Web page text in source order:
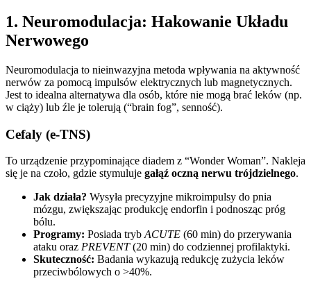
1. Neuromodulacja: Hakowanie Układu
Nerwowego
Neuromodulacja to nieinwazyjna metoda wpływania na aktywność
nerwów za pomocą impulsów elektrycznych lub magnetycznych.
Jest to idealna alternatywa dla osób, które nie mogą brać leków (np.
w ciąży) lub źle je tolerują (“brain fog”, senność).
Cefaly (e-TNS)
To urządzenie przypominające diadem z “Wonder Woman”. Nakleja
się je na czoło, gdzie stymuluje gałąź oczną nerwu trójdzielnego.
Jak działa? Wysyła precyzyjne mikroimpulsy do pnia
mózgu, zwiększając produkcję endorfin i podnosząc próg
bólu.
Programy: Posiada tryb ACUTE (60 min) do przerywania
ataku oraz PREVENT(20 min) do codziennej profilaktyki.
Skuteczność: Badania wykazują redukcję zużycia leków
przeciwbólowych o >40%.